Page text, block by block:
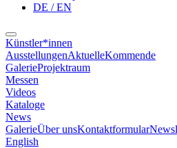
DE / EN
Künstler*innen
AusstellungenAktuelleKommende
GalerieProjektraum
Messen
Videos
Kataloge
News
GalerieÜber unsKontaktformular
English